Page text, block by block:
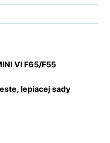
VI F65/F55
lepiacej sady